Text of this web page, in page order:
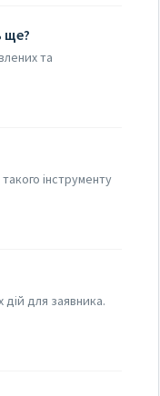
ще?
та
інструменту
для заявника.